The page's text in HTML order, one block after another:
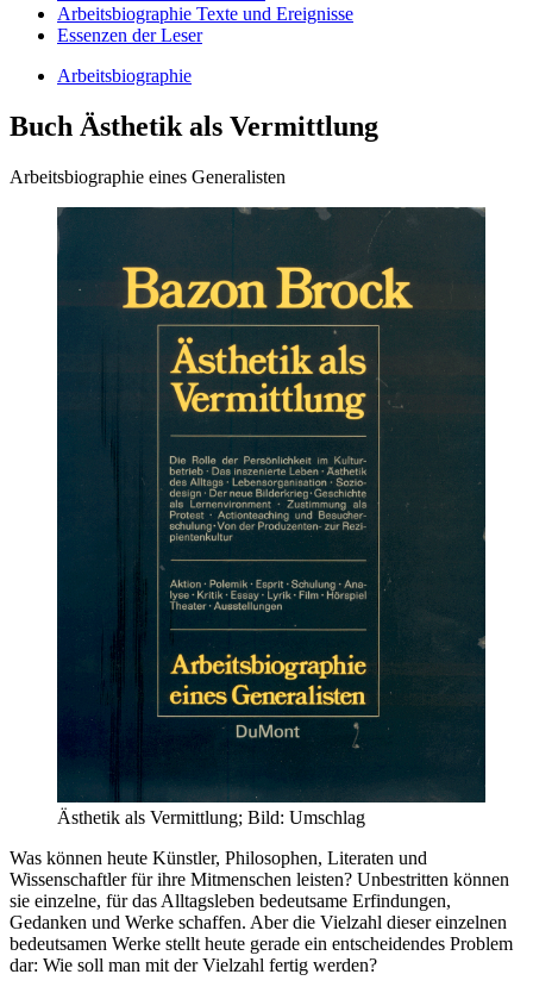
Arbeitsbiographie Texte und Ereignisse
Essenzen der Leser
Arbeitsbiographie
Buch Ästhetik als Vermittlung
Arbeitsbiographie eines Generalisten
Ästhetik als Vermittlung; Bild: Umschlag
Was können heute Künstler, Philosophen, Literaten und
Wissenschaftler für ihre Mitmenschen leisten? Unbestritten können
sie einzelne, für das Alltagsleben bedeutsame Erfindungen,
Gedanken und Werke schaffen. Aber die Vielzahl dieser einzelnen
bedeutsamen Werke stellt heute gerade ein entscheidendes Problem
dar: Wie soll man mit der Vielzahl fertig werden?